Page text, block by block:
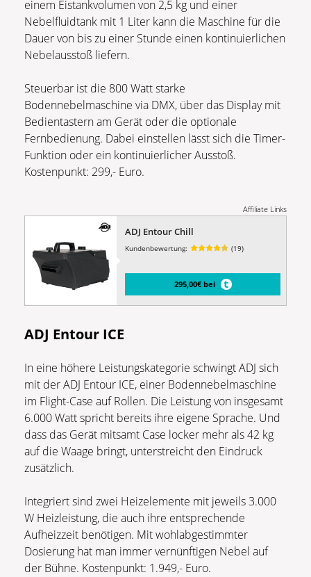
einem Eistankvolumen von 2,5 kg und einer
Nebelfluidtank mit 1 Liter kann die Maschine für die
Dauer von bis zu einer Stunde einen kontinuierlichen
Nebelausstoß liefern.
Steuerbar ist die 800 Watt starke
Bodennebelmaschine via DMX, über das Display mit
Bedientastern am Gerät oder die optionale
Fernbedienung. Dabei einstellen lässt sich die Timer-
Funktion oder ein kontinuierlicher Ausstoß.
Kostenpunkt: 299,- Euro.
Affiliate Links
ADJ Entour Chill
Kundenbewertung: (19)
295,00€ bei
ADJ Entour ICE
In eine höhere Leistungskategorie schwingt ADJ sich
mit der ADJ Entour ICE, einer Bodennebelmaschine
im Flight-Case auf Rollen. Die Leistung von insgesamt
6.000 Watt spricht bereits ihre eigene Sprache. Und
dass das Gerät mitsamt Case locker mehr als 42 kg
auf die Waage bringt, unterstreicht den Eindruck
zusätzlich.
Integriert sind zwei Heizelemente mit jeweils 3.000
W Heizleistung, die auch ihre entsprechende
Aufheizzeit benötigen. Mit wohlabgestimmter
Dosierung hat man immer vernünftigen Nebel auf
der Bühne. Kostenpunkt: 1.949,- Euro.